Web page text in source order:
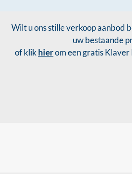
Wilt u ons stille verkoop aanbod
uw bestaande
of klikhierom een gratis Klaver